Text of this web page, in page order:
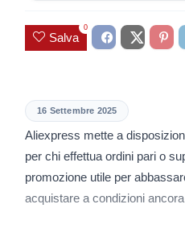
Salva
0
16 Settembre 2025
Aliexpress mette a
per chi effettua ordini pari o
promozione utile per
acquistare a condizioni